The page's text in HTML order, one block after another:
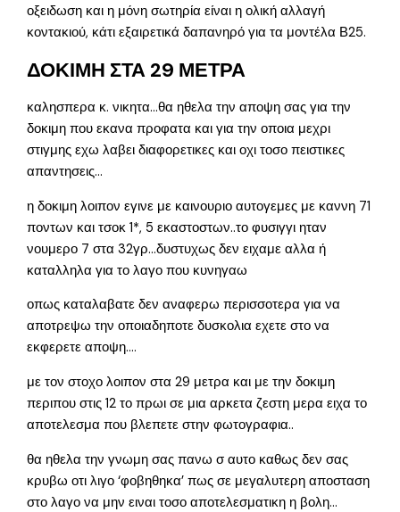
οξειδωση και η μόνη σωτηρία είναι η ολική αλλαγή
κοντακιού, κάτι εξαιρετικά δαπανηρό για τα μοντέλα Β25.
ΔΟΚΙΜΗ ΣΤΑ 29 ΜΕΤΡΑ
καλησπερα κ. νικητα…θα ηθελα την αποψη σας για την
δοκιμη που εκανα προφατα και για την οποια μεχρι
στιγμης εχω λαβει διαφορετικες και οχι τοσο πειστικες
απαντησεις…
η δοκιμη λοιπον εγινε με καινουριο αυτογεμες με καννη 71
ποντων και τσοκ 1*, 5 εκαστοστων..το φυσιγγι ηταν
νουμερο 7 στα 32γρ…δυστυχως δεν ειχαμε αλλα ή
καταλληλα για το λαγο που κυνηγαω
οπως καταλαβατε δεν αναφερω περισσοτερα για να
αποτρεψω την οποιαδηποτε δυσκολια εχετε στο να
εκφερετε αποψη….
με τον στοχο λοιπον στα 29 μετρα και με την δοκιμη
περιπου στις 12 το πρωι σε μια αρκετα ζεστη μερα ειχα το
αποτελεσμα που βλεπετε στην φωτογραφια..
θα ηθελα την γνωμη σας πανω σ αυτο καθως δεν σας
κρυβω οτι λιγο ‘φοβηθηκα’ πως σε μεγαλυτερη αποσταση
στο λαγο να μην ειναι τοσο αποτελεσματικη η βολη…